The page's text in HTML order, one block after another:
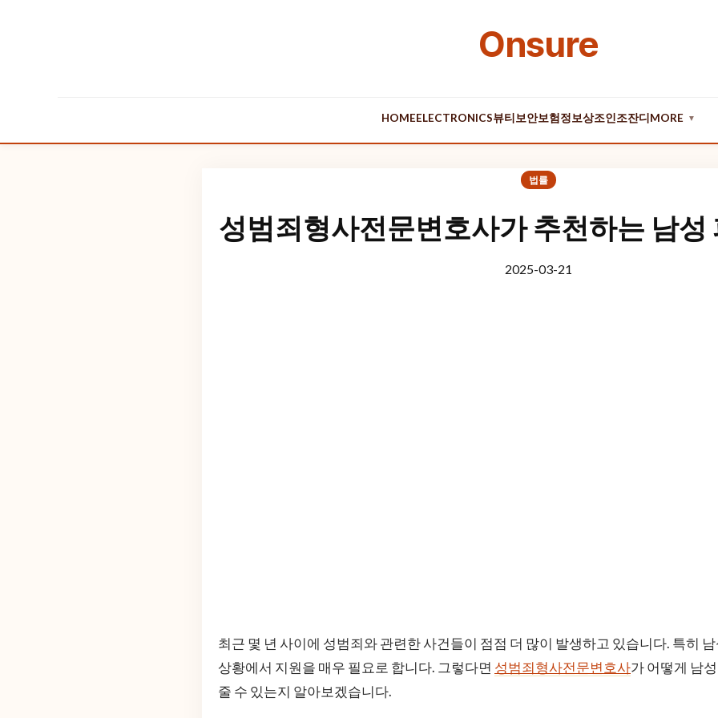
Onsure
HOMEELECTRONICS뷰티 보안보험정보상조인조잔디 MORE ▼
법률
성범죄형사전문변호사가 추천하는 남성
2025-03-21
최근 몇 년 사이에 성범죄와 관련한 사건들이 점점 더 많이 발생하고 있습니다. 특히
상황에서 지원을 매우 필요로 합니다. 그렇다면 성범죄형사전문변호사가 어떻게 남
줄 수 있는지 알아보겠습니다.